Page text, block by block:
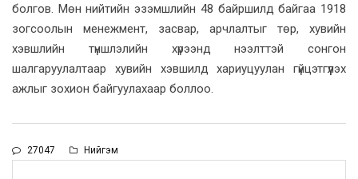
болгов. Мөн нийтийн эзэмшлийн 48 байршилд байгаа 1918
зогсоолын менежмент, засвар, арчлалтыг төр, хувийн
хэвшлийн түншлэлийн хүрээнд нээлттэй сонгон
шалгаруулалтаар хувийн хэвшилд хариуцуулан гүйцэтгүүлэх
ажлыг зохион байгуулахаар боллоо.
27047 Нийгэм